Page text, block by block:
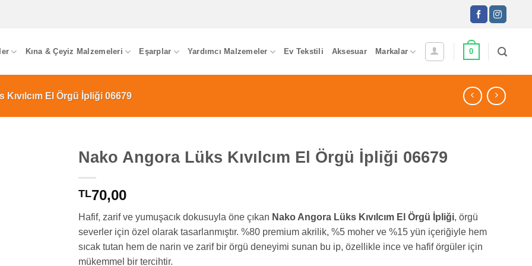
Kına & Çeyiz Malzemeleri Eşarplar Yardımcı Malzemeler Ev Tekstili Aksesuar Markalar 0
El Örgü İpliği 06679
Nako Angora Lüks Kıvılcım El Örgü İpliği 06679
TL70,00
Hafif, zarif ve yumuşacık dokusuyla öne çıkan Nako Angora Lüks Kıvılcım El Örgü İpliği, örgü
severler için özel olarak tasarlanmıştır. %80 premium akrilik, %5 moher ve %15 yün içeriğiyle hem
sıcak tutan hem de narin ve zarif bir örgü deneyimi sunan bu ip, özellikle ince ve hafif örgüler için
mükemmel bir tercihtir.